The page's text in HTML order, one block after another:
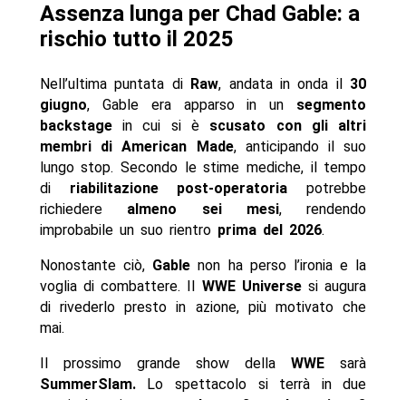
Assenza lunga per Chad Gable: a
rischio tutto il 2025
Nell’ultima puntata di Raw, andata in onda il 30
giugno, Gable era apparso in un segmento
backstagein cui si è scusato con gli altri
membri di American Made, anticipando il suo
lungo stop. Secondo le stime mediche, il tempo
di riabilitazione post-operatoria potrebbe
richiedere almeno sei mesi, rendendo
improbabile un suo rientro prima del 2026.
Nonostante ciò, Gable non ha perso l’ironia e la
voglia di combattere. Il
WWE Universesi augura
di rivederlo presto in azione, più motivato che
mai.
Il prossimo grande show dellaWWE sarà
SummerSlam.Lo spettacolo si terrà in due